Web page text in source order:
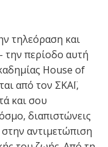
τηλεόραση και
την περίοδο αυτή
House of
από τον ΣΚΑΪ,
και σου
διαπιστώνεις
αντιμετώπιση